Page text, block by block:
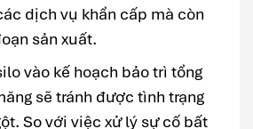
dịch vụ khẩn cấp mà còn
sản xuất.
vào kế hoạch bảo trì tổng
sẽ tránh được tình trạng
So với việc xử lý sự cố bất